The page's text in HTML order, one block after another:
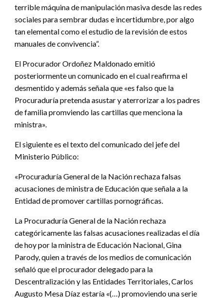
terrible máquina de manipulación masiva desde las redes
sociales para sembrar dudas e incertidumbre, por algo
tan elemental como el estudio de la revisión de estos
manuales de convivencia”.
El Procurador Ordoñez Maldonado emitió
posteriormente un comunicado en el cual reafirma el
desmentido y además señala que «es falso que la
Procuraduría pretenda asustar y aterrorizar a los padres
de familia promviendo las cartillas que menciona la
ministra».
El siguiente es el texto del comunicado del jefe del
Ministerio Público:
«Procuraduría General de la Nación rechaza falsas
acusaciones de ministra de Educación que señala a la
Entidad de promover cartillas pornográficas.
La Procuraduría General de la Nación rechaza
categóricamente las falsas acusaciones realizadas el día
de hoy por la ministra de Educación Nacional, Gina
Parody, quien a través de los medios de comunicación
señaló que el procurador delegado para la
Descentralización y las Entidades Territoriales, Carlos
Augusto Mesa Díaz estaría «(…) promoviendo una serie